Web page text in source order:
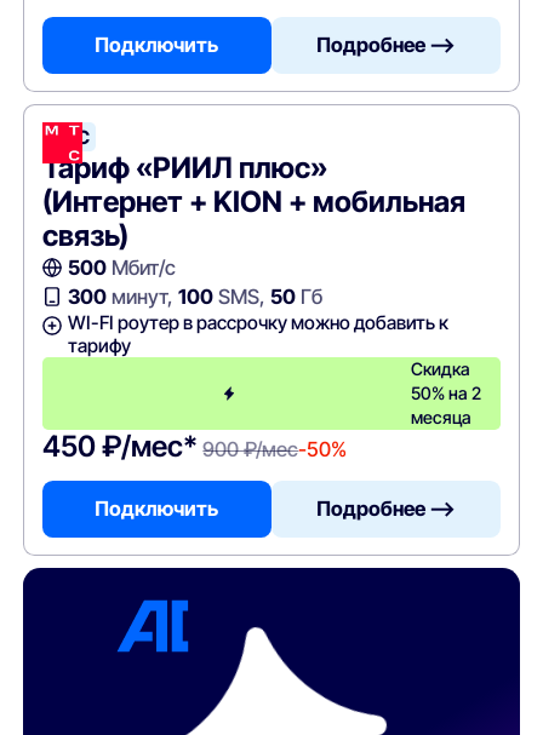
Подключить Подробнее —>
МТС
Тариф «РИИЛ плюс»
(Интернет + KION + мобильная
связь)
500Мбит/с
300минут, 100SMS, 50Гб
WI-FI роутер в рассрочку можно добавить к
тарифу
Скидка
50% на 2
месяца
450 ₽/мес* 900 ₽/мес-50%
Подключить Подробнее —>